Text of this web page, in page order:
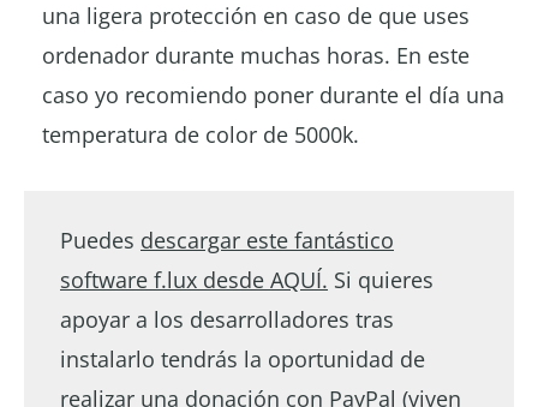
una ligera protección en caso de que uses
ordenador durante muchas horas. En este
caso yo recomiendo poner durante el día una
temperatura de color de 5000k.
Puedes descargar este fantástico
software f.lux desde AQUÍ. Si quieres
apoyar a los desarrolladores tras
instalarlo tendrás la oportunidad de
realizar una donación con PayPal (viven